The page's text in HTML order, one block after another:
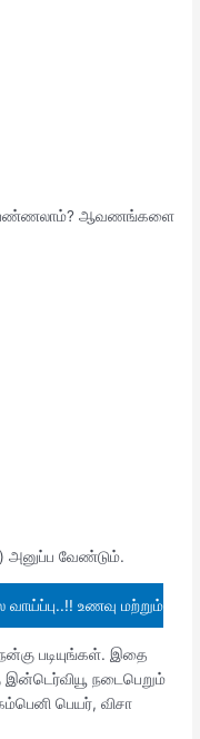
பண்ணலாம்? ஆவணங்களை
வேண்டும்.
உணவு மற்றும்
படியுங்கள். இதை
இன்டெர்வியூ நடைபெறும்
பெயர், விசா